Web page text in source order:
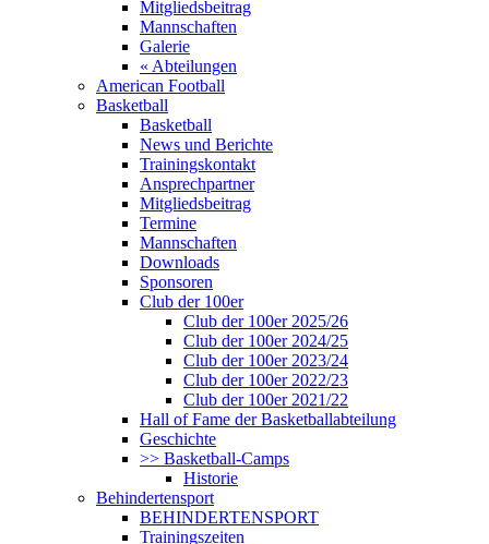
Mitgliedsbeitrag
Mannschaften
Galerie
« Abteilungen
American Football
Basketball
Basketball
News und Berichte
Trainingskontakt
Ansprechpartner
Mitgliedsbeitrag
Termine
Mannschaften
Downloads
Sponsoren
Club der 100er
Club der 100er 2025/26
Club der 100er 2024/25
Club der 100er 2023/24
Club der 100er 2022/23
Club der 100er 2021/22
Hall of Fame der Basketballabteilung
Geschichte
>> Basketball-Camps
Historie
Behindertensport
BEHINDERTENSPORT
Trainingszeiten